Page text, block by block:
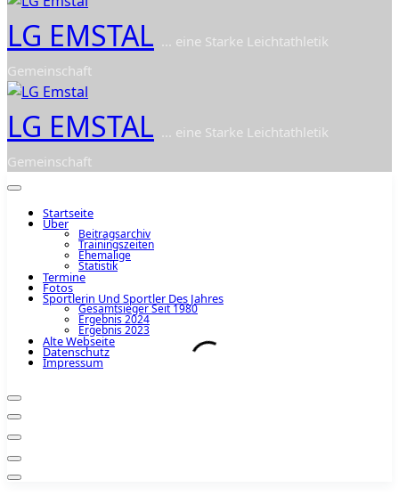
LG EMSTAL ... eine Starke Leichtathletik
Gemeinschaft
LG EMSTAL ... eine Starke Leichtathletik
Gemeinschaft
Startseite
Über
Beitragsarchiv
Trainingszeiten
Ehemalige
Statistik
Termine
Fotos
Sportlerin Und Sportler Des Jahres
Gesamtsieger Seit 1980
Ergebnis 2024
Ergebnis 2023
Alte Webseite
Datenschutz
Impressum